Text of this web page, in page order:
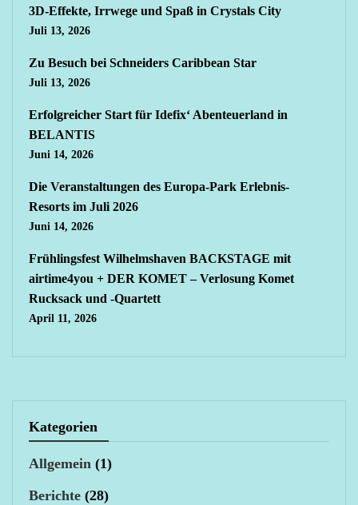
3D-Effekte, Irrwege und Spaß in Crystals City
Juli 13, 2026
Zu Besuch bei Schneiders Caribbean Star
Juli 13, 2026
Erfolgreicher Start für Idefix‘ Abenteuerland in
BELANTIS
Juni 14, 2026
Die Veranstaltungen des Europa-Park Erlebnis-
Resorts im Juli 2026
Juni 14, 2026
Frühlingsfest Wilhelmshaven BACKSTAGE mit
airtime4you + DER KOMET – Verlosung Komet
Rucksack und -Quartett
April 11, 2026
Kategorien
Allgemein (1)
Berichte (28)